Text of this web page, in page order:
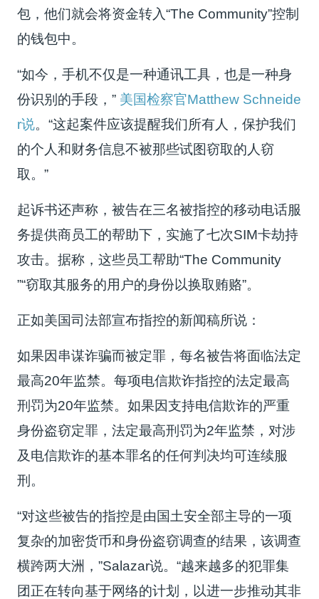
包，他们就会将资金转入“The Community”控制
的钱包中。
“如今，手机不仅是一种通讯工具，也是一种身
份识别的手段，” 美国检察官Matthew Schneide
r说。“这起案件应该提醒我们所有人，保护我们
的个人和财务信息不被那些试图窃取的人窃
取。”
起诉书还声称，被告在三名被指控的移动电话服
务提供商员工的帮助下，实施了七次SIM卡劫持
攻击。据称，这些员工帮助“The Community
”“窃取其服务的用户的身份以换取贿赂”。
正如美国司法部宣布指控的新闻稿所说：
如果因串谋诈骗而被定罪，每名被告将面临法定
最高20年监禁。每项电信欺诈指控的法定最高
刑罚为20年监禁。如果因支持电信欺诈的严重
身份盗窃定罪，法定最高刑罚为2年监禁，对涉
及电信欺诈的基本罪名的任何判决均可连续服
刑。
“对这些被告的指控是由国土安全部主导的一项
复杂的加密货币和身份盗窃调查的结果，该调查
横跨两大洲，”Salazar说。“越来越多的犯罪集
团正在转向基于网络的计划，以进一步推动其非